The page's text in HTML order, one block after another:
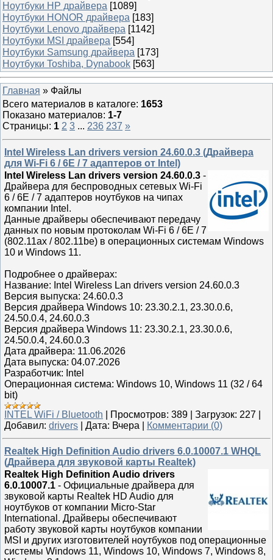
Ноутбуки HP драйвера [1089]
Ноутбуки HONOR драйвера [183]
Ноутбуки Lenovo драйвера [1142]
Ноутбуки MSI драйвера [554]
Ноутбуки Samsung драйвера [173]
Ноутбуки Toshiba, Dynabook [563]
Главная » Файлы
Всего материалов в каталоге: 1653
Показано материалов: 1-7
Страницы: 1 2 3 ... 236 237 »
Intel Wireless Lan drivers version 24.60.0.3 (Драйвера
для Wi-Fi 6 / 6E / 7 адаптеров от Intel)
Intel Wireless Lan drivers version 24.60.0.3 -
Драйвера для беспроводных сетевых Wi-Fi
6 / 6E / 7 адаптеров ноутбуков на чипах
компании Intel.
Данные драйверы обеспечивают передачу
данных по новым протоколам Wi-Fi 6 / 6E / 7
(802.11ax / 802.11be) в операционных системам Windows
10 и Windows 11.
Подробнее о драйверах:
Название: Intel Wireless Lan drivers version 24.60.0.3
Версия выпуска: 24.60.0.3
Версия драйвера Windows 10: 23.30.2.1, 23.30.0.6,
24.50.0.4, 24.60.0.3
Версия драйвера Windows 11: 23.30.2.1, 23.30.0.6,
24.50.0.4, 24.60.0.3
Дата драйвера: 11.06.2026
Дата выпуска: 04.07.2026
Разработчик: Intel
Операционная система: Windows 10, Windows 11 (32 / 64
bit)
INTEL WiFi / Bluetooth
Просмотров: 389 Загрузок: 227
Добавил: drivers Дата: Вчера Комментарии (0)
Realtek High Definition Audio drivers 6.0.10007.1 WHQL
(Драйвера для звуковой карты Realtek)
Realtek High Definition Audio drivers
6.0.10007.1 - Официальные драйвера для
звуковой карты Realtek HD Audio для
ноутбуков от компании Micro-Star
International. Драйверы обеспечивают
работу звуковой карты ноутбуков компании
MSI и других изготовителей ноутбуков под операционные
системы Windows 11, Windows 10, Windows 7, Windows 8,